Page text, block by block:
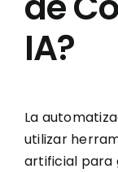
IA?
La
utilizar
artificial para